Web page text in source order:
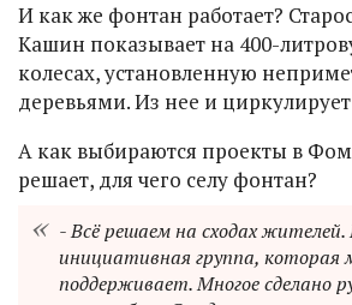
И как же фонтан работает?
Кашин показывает на 400-
колесах, установленную
деревьями. Из нее и
А как выбираются проекты в
решает, для чего селу фонтан?
- Всё решаем на сходах
инициативная группа, которая
поддерживает. Многое сделано